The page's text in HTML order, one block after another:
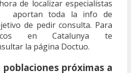
de localizar especialistas
aportan toda la info de
de pedir consulta. Para
en Catalunya te
la página Doctuo.
poblaciones próximas a